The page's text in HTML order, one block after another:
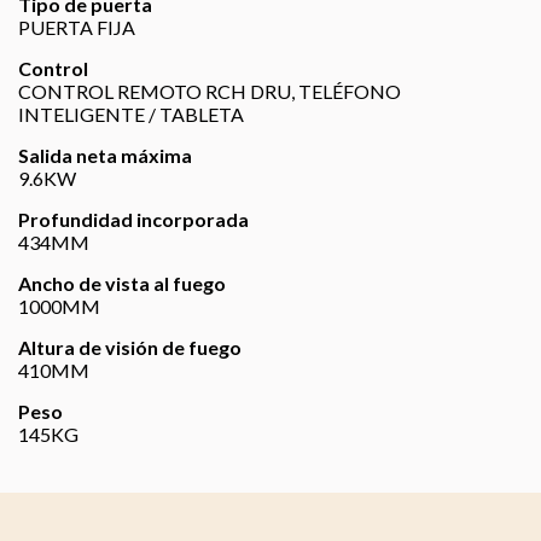
PUERTA FIJA
Control
CONTROL REMOTO RCH DRU, TELÉFONO
INTELIGENTE / TABLETA
Salida neta máxima
9.6KW
Profundidad incorporada
434MM
Ancho de vista al fuego
1000MM
Altura de visión de fuego
410MM
Peso
145KG